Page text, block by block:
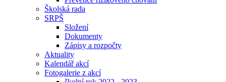
Školská rada
SRPŠ
Složení
Dokumenty
Zápisy a rozpočty
Aktuality
Kalendář akcí
Fotogalerie z akcí